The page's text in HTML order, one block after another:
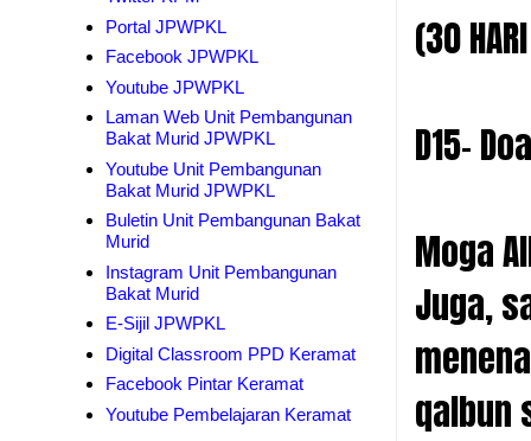
(30
D15-
Moga
Juga,
qalbun
Portal JPWPKL
Facebook JPWPKL
Youtube JPWPKL
Laman Web Unit Pembangunan
Bakat Murid JPWPKL
Youtube Unit Pembangunan
Bakat Murid JPWPKL
Buletin Unit Pembangunan Bakat
Murid
Instagram Unit Pembangunan
Bakat Murid
E-Sijil JPWPKL
Digital Classroom PPD Keramat
Facebook Pintar Keramat
Youtube Pembelajaran Keramat